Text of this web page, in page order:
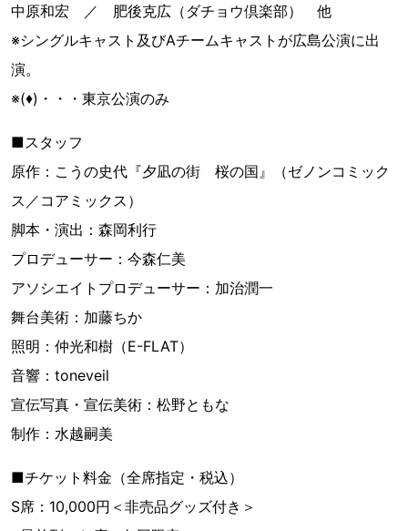
中原和宏 ／ 肥後克広（ダチョウ倶楽部） 他
※シングルキャスト及びAチームキャストが広島公演に出
演。
※(♦︎)・・・東京公演のみ
■スタッフ
原作：こうの史代『夕凪の街 桜の国』（ゼノンコミック
ス／コアミックス）
脚本・演出：森岡利行
プロデューサー：今森仁美
アソシエイトプロデューサー：加治潤一
舞台美術：加藤ちか
照明：仲光和樹（E-FLAT）
音響：toneveil
宣伝写真・宣伝美術：松野ともな
制作：水越嗣美
■チケット料金（全席指定・税込）
S席：10,000円＜非売品グッズ付き＞